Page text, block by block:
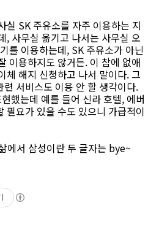
실 SK 주유소를 자주 이용하는 지
, 사무실 옮기고 나서는 사무실 오
를 이용하는데, SK 주유소가 아닌
이용하지도 않거든. 이 참에 없애
체 해지 신청하고 나서 말이다. 그
서비스도 이용 안 할 생각이다.
했는데 예를 들어 신라 호텔, 에버
필요가 있을 수도 있으니 가급적이
에서 삼성이란 두 글자는 bye~